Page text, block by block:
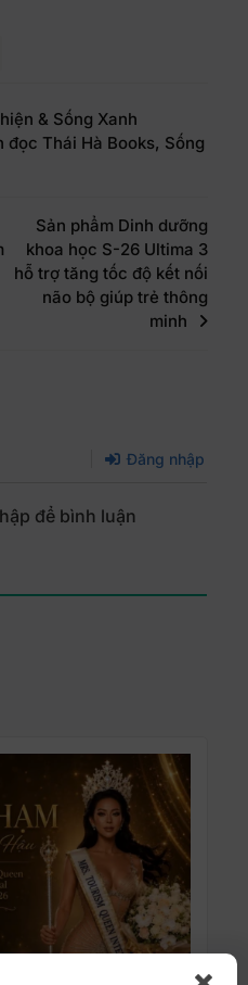
& Sống Xanh
đọc Thái Hà Books, Sống
Sản phẩm Dinh dưỡng
khoa học S-26 Ultima 3
hỗ trợ tăng tốc độ kết nối
não bộ giúp trẻ thông
minh
Đăng nhập
để bình luận